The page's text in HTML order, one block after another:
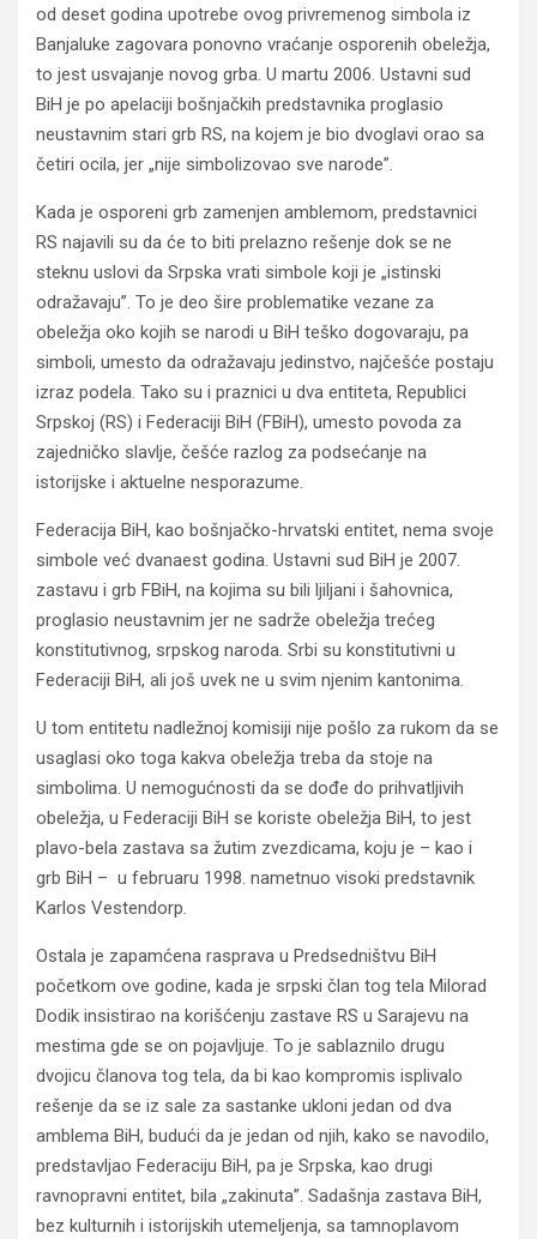
od deset godina upotrebe ovog privremenog simbola iz
Banjaluke zagovara ponovno vraćanje osporenih obeležja,
to jest usvajanje novog grba. U martu 2006. Ustavni sud
BiH je po apelaciji bošnjačkih predstavnika proglasio
neustavnim stari grb RS, na kojem je bio dvoglavi orao sa
četiri ocila, jer „nije simbolizovao sve narode”.
Kada je osporeni grb zamenjen amblemom, predstavnici
RS najavili su da će to biti prelazno rešenje dok se ne
steknu uslovi da Srpska vrati simbole koji je „istinski
odražavaju”. To je deo šire problematike vezane za
obeležja oko kojih se narodi u BiH teško dogovaraju, pa
simboli, umesto da odražavaju jedinstvo, najčešće postaju
izraz podela. Tako su i praznici u dva entiteta, Republici
Srpskoj (RS) i Federaciji BiH (FBiH), umesto povoda za
zajedničko slavlje, češće razlog za podsećanje na
istorijske i aktuelne nesporazume.
Federacija BiH, kao bošnjačko-hrvatski entitet, nema svoje
simbole već dvanaest godina. Ustavni sud BiH je 2007.
zastavu i grb FBiH, na kojima su bili ljiljani i šahovnica,
proglasio neustavnim jer ne sadrže obeležja trećeg
konstitutivnog, srpskog naroda. Srbi su konstitutivni u
Federaciji BiH, ali još uvek ne u svim njenim kantonima.
U tom entitetu nadležnoj komisiji nije pošlo za rukom da se
usaglasi oko toga kakva obeležja treba da stoje na
simbolima. U nemogućnosti da se dođe do prihvatljivih
obeležja, u Federaciji BiH se koriste obeležja BiH, to jest
plavo-bela zastava sa žutim zvezdicama, koju je – kao i
grb BiH – u februaru 1998. nametnuo visoki predstavnik
Karlos Vestendorp.
Ostala je zapamćena rasprava u Predsedništvu BiH
početkom ove godine, kada je srpski član tog tela Milorad
Dodik insistirao na korišćenju zastave RS u Sarajevu na
mestima gde se on pojavljuje. To je sablaznilo drugu
dvojicu članova tog tela, da bi kao kompromis isplivalo
rešenje da se iz sale za sastanke ukloni jedan od dva
amblema BiH, budući da je jedan od njih, kako se navodilo,
predstavljao Federaciju BiH, pa je Srpska, kao drugi
ravnopravni entitet, bila „zakinuta”. Sadašnja zastava BiH,
bez kulturnih i istorijskih utemeljenja, sa tamnoplavom